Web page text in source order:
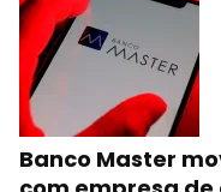
Banco Master